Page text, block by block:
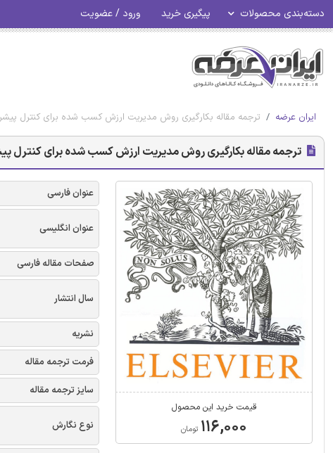
دسته‌بندی محصولات پیگیری خرید ورود / عضویت
ایران عرضه ترجمه مقاله بکارگیری روش مدیریت ارزش کسب شده برای کنترل
ترجمه مقاله بکارگیری روش مدیریت ارزش کسب شده برای کنترل
قیمت خرید این محصول
۱۱۶,۰۰۰ تومان
عنوان فارسی
عنوان انگلیسی
صفحات مقاله فارسی
سال انتشار
نشریه
فرمت ترجمه مقاله
سایز ترجمه مقاله
نوع نگارش